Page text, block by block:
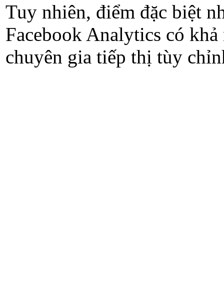
Tuy nhiên, điểm đặc biệt
Facebook Analytics có
chuyên gia tiếp thị tùy